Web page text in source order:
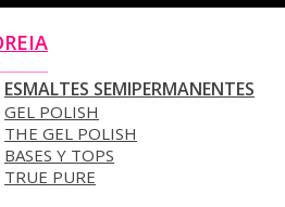
ESMALTES SEMIPERMANENTES
GEL POLISH
THE GEL POLISH
BASES Y‎ TOPS
TRUE PURE